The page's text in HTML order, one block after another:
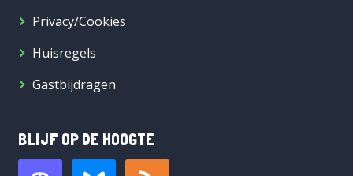
Privacy/Cookies
Huisregels
Gastbijdragen
BLIJF OP DE HOOGTE